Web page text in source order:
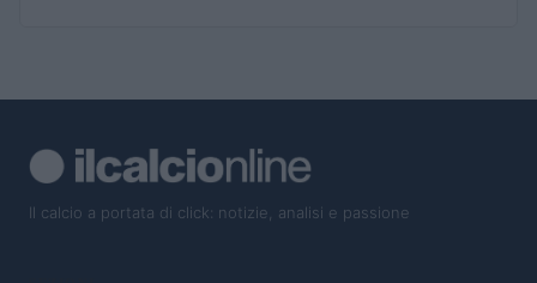
Il calcio a portata di click: notizie, analisi e passione